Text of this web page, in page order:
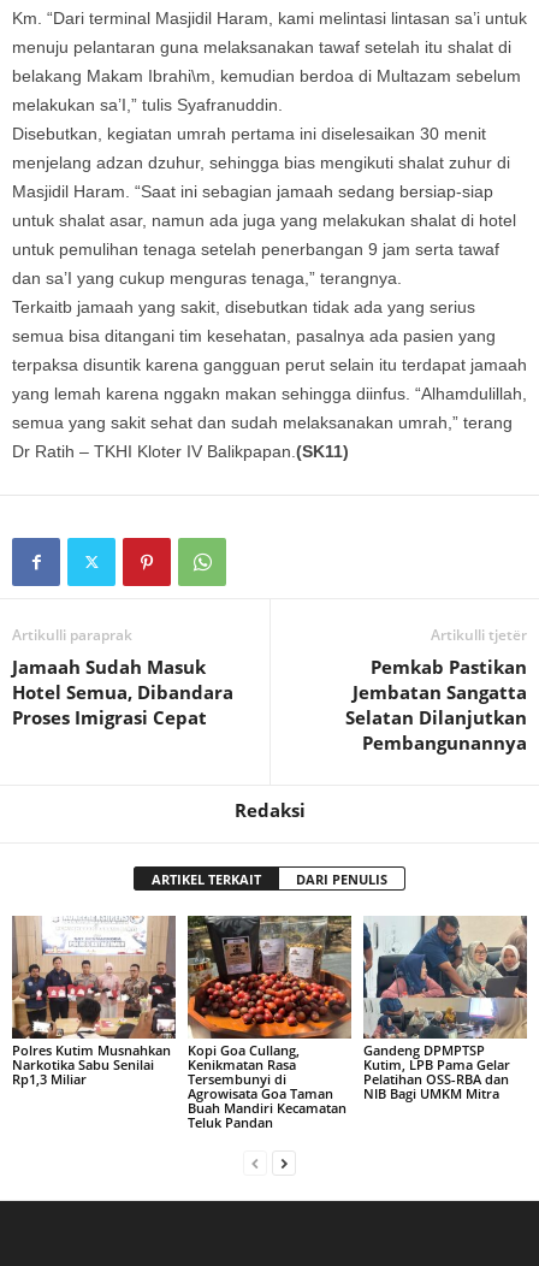
Km. “Dari terminal Masjidil Haram, kami melintasi lintasan sa’i untuk
menuju pelantaran guna melaksanakan tawaf setelah itu shalat di
belakang Makam Ibrahi\m, kemudian berdoa di Multazam sebelum
melakukan sa’I,” tulis Syafranuddin.
Disebutkan, kegiatan umrah pertama ini diselesaikan 30 menit
menjelang adzan dzuhur, sehingga bias mengikuti shalat zuhur di
Masjidil Haram. “Saat ini sebagian jamaah sedang bersiap-siap
untuk shalat asar, namun ada juga yang melakukan shalat di hotel
untuk pemulihan tenaga setelah penerbangan 9 jam serta tawaf
dan sa’I yang cukup menguras tenaga,” terangnya.
Terkaitb jamaah yang sakit, disebutkan tidak ada yang serius
semua bisa ditangani tim kesehatan, pasalnya ada pasien yang
terpaksa disuntik karena gangguan perut selain itu terdapat jamaah
yang lemah karena nggakn makan sehingga diinfus. “Alhamdulillah,
semua yang sakit sehat dan sudah melaksanakan umrah,” terang
Dr Ratih – TKHI Kloter IV Balikpapan. (SK11)
Artikulli paraprak
Jamaah Sudah Masuk
Hotel Semua, Dibandara
Proses Imigrasi Cepat
Artikulli tjetër
Pemkab Pastikan
Jembatan Sangatta
Selatan Dilanjutkan
Pembangunannya
Redaksi
ARTIKEL TERKAIT DARI PENULIS
Polres Kutim Musnahkan
Narkotika Sabu Senilai
Rp1,3 Miliar
Kopi Goa Cullang,
Kenikmatan Rasa
Tersembunyi di
Agrowisata Goa Taman
Buah Mandiri Kecamatan
Teluk Pandan
Gandeng DPMPTSP
Kutim, LPB Pama Gelar
Pelatihan OSS-RBA dan
NIB Bagi UMKM Mitra